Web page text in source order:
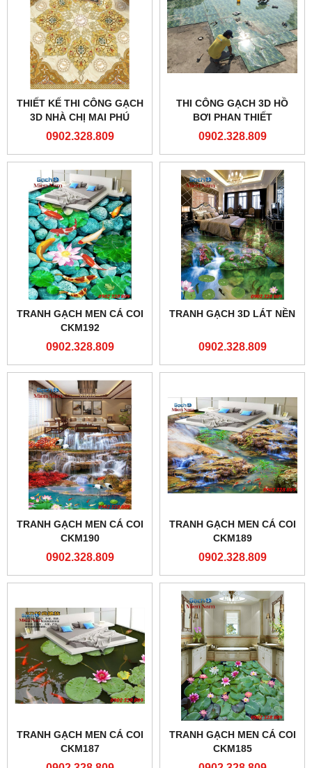
THIẾT KẾ THI CÔNG GẠCH
3D NHÀ CHỊ MAI PHÚ
NHUẬN
0902.328.809
THI CÔNG GẠCH 3D HỒ
BƠI PHAN THIẾT
0902.328.809
TRANH GẠCH MEN CÁ COI
CKM192
0902.328.809
TRANH GẠCH 3D LÁT NỀN
0902.328.809
TRANH GẠCH MEN CÁ COI
CKM190
0902.328.809
TRANH GẠCH MEN CÁ COI
CKM189
0902.328.809
TRANH GẠCH MEN CÁ COI
CKM187
TRANH GẠCH MEN CÁ COI
CKM185